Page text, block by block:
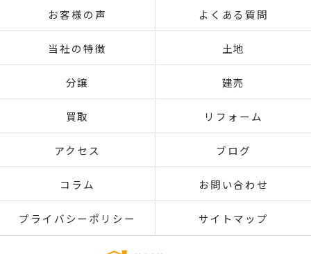
お客様の声 よくある質問
当社の特徴 土地
分譲 建売
買取 リフォーム
アクセス ブログ
コラム お問い合わせ
プライバシーポリシー サイトマップ